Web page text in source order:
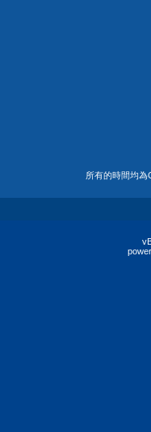
所有的時間均為